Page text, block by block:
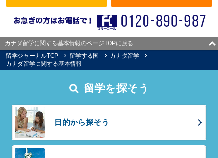
カナダ留学に関する基本情報のページTOPに戻る
留学ジャーナルTOP
留学する国
カナダ留学
カナダ留学に関する基本情報
留学を探そう
目的から探そう